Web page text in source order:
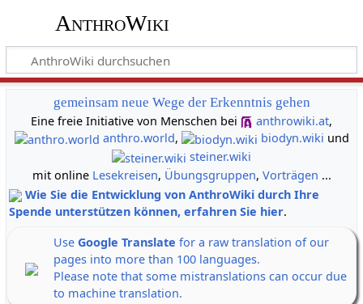
AnthroWiki
gemeinsam neue Wege der Erkenntnis gehen
Eine freie Initiative von Menschen bei
anthrowiki.at,
anthro.world, biodyn.wiki und
steiner.wiki
mit online Lesekreisen, Übungsgruppen, Vorträgen ...
Wie Sie die Entwicklung von AnthroWiki durch Ihre
Spende unterstützen können, erfahren Sie hier.
Use Google Translate for a raw translation of our
pages into more than 100 languages.
Please note that some mistranslations can occur due
to machine translation.